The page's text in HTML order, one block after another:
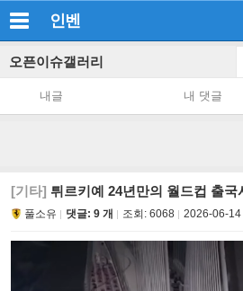
인벤
오픈이슈갤러리
내글 내 댓글
[기타] 튀르키예 24년만의 월드컵 출국
풀소유 댓글: 9 개 조회: 6068 2026-06-